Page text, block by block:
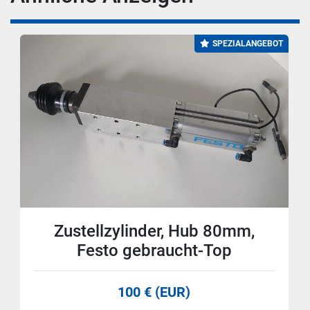
SPEZIALANGEBOT
Zustellzylinder, Hub 80mm,
Festo gebraucht-Top
100 € (EUR)